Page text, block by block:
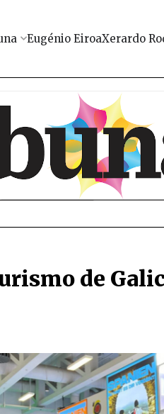
Eugénio EiroaXerardo
de